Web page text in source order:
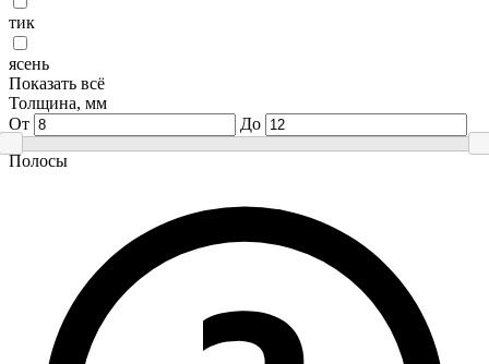
тик
ясень
Показать всё
Толщина, мм
От
До
Полосы